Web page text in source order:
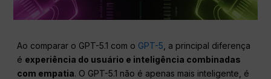
Ao comparar o GPT-5.1 com o GPT-5 , a principal diferença
é experiência do usuário e inteligência combinadas
com empatia. O GPT-5.1 não é apenas mais inteligente, é